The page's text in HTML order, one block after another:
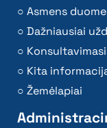
Asmens
Dažniausiai
Kita
Žemėlapiai